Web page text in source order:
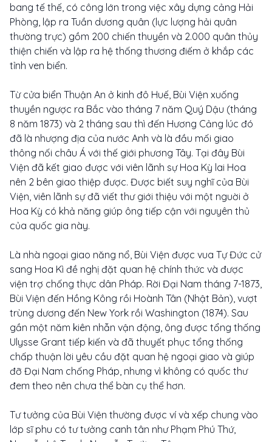
bang tế thế, có công lớn trong việc xây dựng cảng Hải
Phòng, lập ra Tuần dương quân (lực lượng hải quân
thường trực) gồm 200 chiến thuyền và 2.000 quân thủy
thiện chiến và lập ra hệ thống thương điếm ở khắp các
tỉnh ven biển.
Từ cửa biển Thuận An ở kinh đô Huế, Bùi Viện xuống
thuyền ngược ra Bắc vào tháng 7 năm Quý Dậu (tháng
8 năm 1873) và 2 tháng sau thì đến Hương Cảng lúc đó
đã là nhượng địa của nước Anh và là đầu mối giao
thông nối châu Á với thế giới phương Tây. Tại đây Bùi
Viện đã kết giao được với viên lãnh sự Hoa Kỳ lai Hoa
nên 2 bên giao thiệp được. Được biết suy nghĩ của Bùi
Viện, viên lãnh sự đã viết thư giới thiệu với một nguời ở
Hoa Kỳ có khả năng giúp ông tiếp cận với nguyên thủ
của quốc gia này.
Là nhà ngoại giao năng nổ, Bùi Viện được vua Tự Đức cử
sang Hoa Kì đề nghị đặt quan hệ chính thức và được
viện trợ chống thực dân Pháp. Rời Đại Nam tháng 7-1873,
Bùi Viện đến Hồng Kông rồi Hoành Tân (Nhật Bản), vượt
trùng dương đến New York rồi Washington (1874). Sau
gần một năm kiên nhẫn vận động, ông được tổng thống
Ulysse Grant tiếp kiến và đã thuyết phục tổng thống
chấp thuận lời yêu cầu đặt quan hệ ngoại giao và giúp
đỡ Đại Nam chống Pháp, nhưng vì không có quốc thư
đem theo nên chưa thể bàn cụ thể hơn.
Tư tưởng của Bùi Viện thường được ví và xếp chung vào
lớp sĩ phu có tư tưởng canh tân như Phạm Phú Thứ,